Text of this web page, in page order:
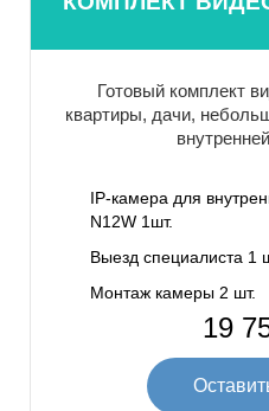
Готовый комплект
квартиры, дачи,
IP-камера для
N12W 1шт.
Выезд специалиста 1
Монтаж камеры 2 шт.
19